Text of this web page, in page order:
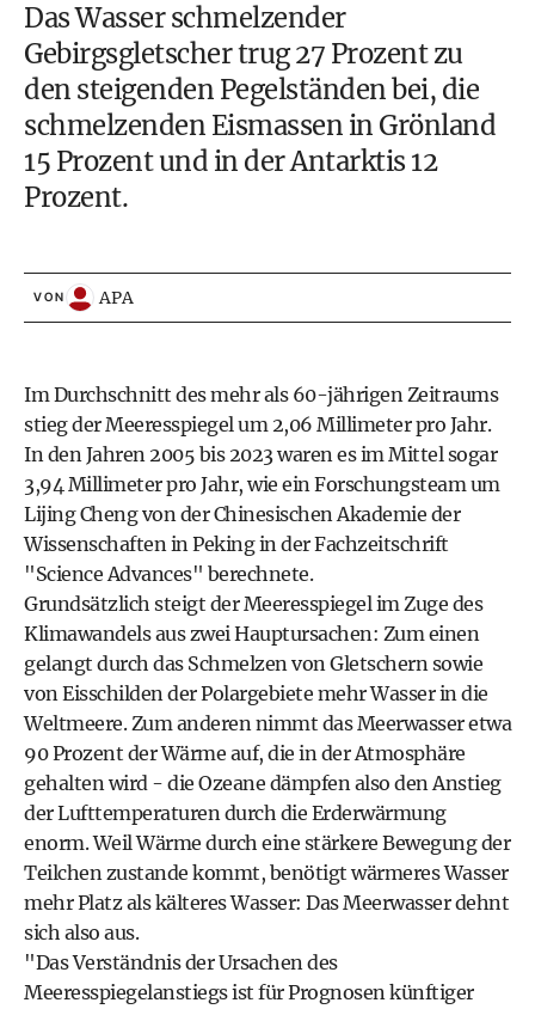
Das Wasser schmelzender
Gebirgsgletscher trug 27 Prozent zu
den steigenden Pegelständen bei, die
schmelzenden Eismassen in Grönland
15 Prozent und in der Antarktis 12
Prozent.
VON APA
Im Durchschnitt des mehr als 60-jährigen Zeitraums
stieg der Meeresspiegel um 2,06 Millimeter pro Jahr.
In den Jahren 2005 bis 2023 waren es im Mittel sogar
3,94 Millimeter pro Jahr, wie ein Forschungsteam um
Lijing Cheng von der Chinesischen Akademie der
Wissenschaften in Peking in der Fachzeitschrift
"Science Advances" berechnete.
Grundsätzlich steigt der Meeresspiegel im Zuge des
Klimawandels aus zwei Hauptursachen: Zum einen
gelangt durch das Schmelzen von Gletschern sowie
von Eisschilden der Polargebiete mehr Wasser in die
Weltmeere. Zum anderen nimmt das Meerwasser etwa
90 Prozent der Wärme auf, die in der Atmosphäre
gehalten wird - die Ozeane dämpfen also den Anstieg
der Lufttemperaturen durch die Erderwärmung
enorm. Weil Wärme durch eine stärkere Bewegung der
Teilchen zustande kommt, benötigt wärmeres Wasser
mehr Platz als kälteres Wasser: Das Meerwasser dehnt
sich also aus.
"Das Verständnis der Ursachen des
Meeresspiegelanstiegs ist für Prognosen künftiger